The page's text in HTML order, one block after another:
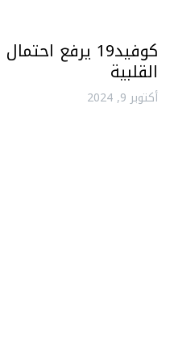
كوفيد19 يرفع
القلبية
أكتوبر 9, 2024